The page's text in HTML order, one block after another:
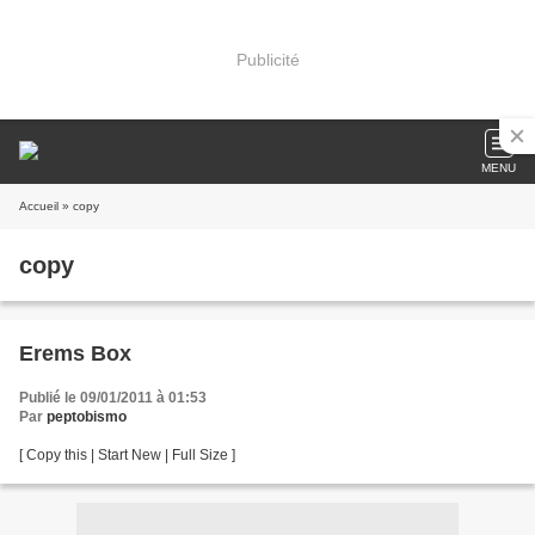
Publicité
MENU
Accueil » copy
copy
Erems Box
Publié le 09/01/2011 à 01:53
Par peptobismo
[ Copy this | Start New | Full Size ]